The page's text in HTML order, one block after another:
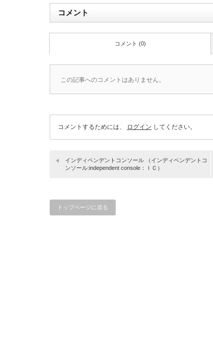
コメント
コメント (0)
この記事へのコメントはありません。
コメントするためには、 ログイン してください。
インディペンデントコンソール （インディペンデントコ
ンソール:independent console：ＩＣ）
トップページに戻る